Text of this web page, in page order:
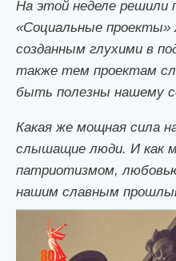
На этой неделе решили
«Социальные
созданным глухими в
также тем проектам
быть полезны нашему
Какая же мощная сила
слышащие люди. И как
патриотизмом,
нашим славным